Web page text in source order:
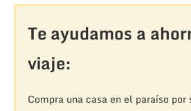
Te ayudamos a
viaje:
Compra una casa en el paraíso